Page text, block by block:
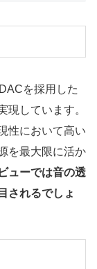
を採用した
現しています。
性において高い
を最大限に活か
ューでは音の透
されるでしょ